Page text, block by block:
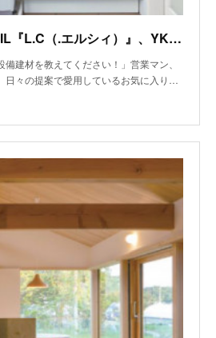
私の推し建材～LIXIL『L.C（.エルシィ）』、YKK AP『かんたんマドリモシャッター・雨戸』～
備建材を教えてください！」営業マン、
日々の提案で愛用しているお気に入り…